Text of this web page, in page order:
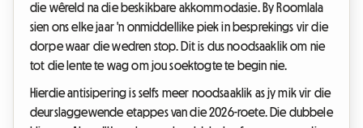
die wêreld na die beskikbare akkommodasie. By Roomlala
sien ons elke jaar 'n onmiddellike piek in besprekings vir die
dorpe waar die wedren stop. Dit is dus noodsaaklik om nie
tot die lente te wag om jou soektogte te begin nie.
Hierdie antisipering is selfs meer noodsaaklik as jy mik vir die
deurslaggewende etappes van die 2026-roete. Die dubbele